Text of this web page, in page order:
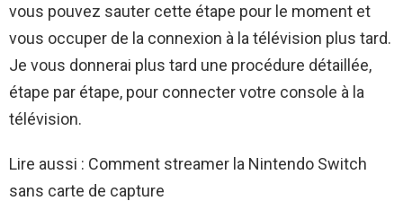
vous pouvez sauter cette étape pour le moment et
vous occuper de la connexion à la télévision plus tard.
Je vous donnerai plus tard une procédure détaillée,
étape par étape, pour connecter votre console à la
télévision.
Lire aussi : Comment streamer la Nintendo Switch
sans carte de capture